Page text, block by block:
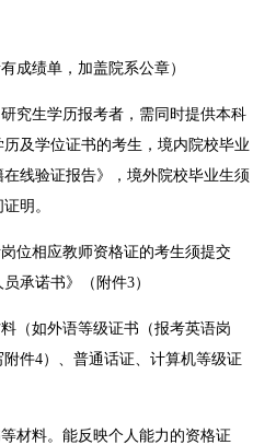
成绩单，加盖院系公章）
究生学历报考者，需同时提供本科
及学位证书的考生，境内院校毕业
线验证报告》，境外院校毕业生须
明。
位相应教师资格证的考生须提交
承诺书》（附件3）
（如外语等级证书（报考英语岗
件4）、普通话证、计算机等级证
材料。能反映个人能力的资格证